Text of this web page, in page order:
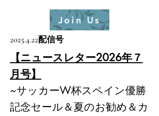
Join Us
2025.4.22配信号
【ニュースレター2026年７
月号】
~サッカーW杯スペイン優勝
記念セール＆夏のお勧め＆カ